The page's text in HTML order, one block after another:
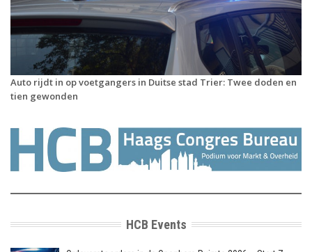
Auto rijdt in op voetgangers in Duitse stad Trier: Twee doden en
tien gewonden
HCB Events